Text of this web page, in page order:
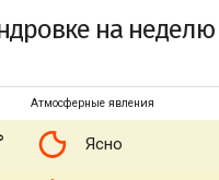
на неделю
Атмосферные явления
Ясно